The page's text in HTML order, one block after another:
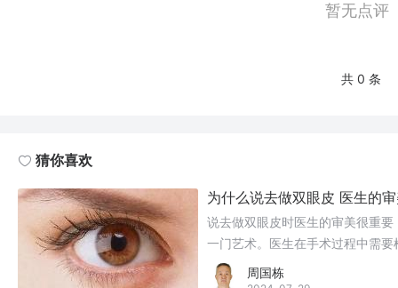
暂无点评
共 0 条
猜你喜欢
为什么说去做双眼皮 医生的
说去做双眼皮时医生的审美很重
一门艺术。医生在手术过程中需
等因素，进行个性化的设计和操
周国栋